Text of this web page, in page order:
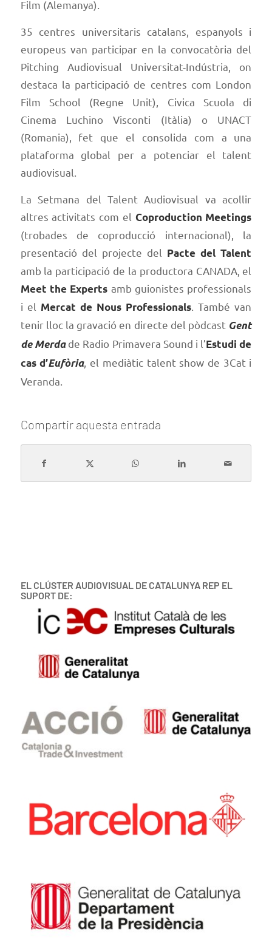
Film (Alemanya).
35 centres universitaris catalans, espanyols i
europeus van participar en la convocatòria del
Pitching Audiovisual Universitat-Indústria, on
destaca la participació de centres com London
Film School (Regne Unit), Civica Scuola di
Cinema Luchino Visconti (Itàlia) o UNACT
(Romania), fet que el consolida com a una
plataforma global per a potenciar el talent
audiovisual.
La Setmana del Talent Audiovisual va acollir
altres activitats com el Coproduction Meetings
(trobades de coproducció internacional), la
presentació del projecte del Pacte del Talent
amb la participació de la productora CANADA, el
Meet the Experts amb guionistes professionals
i el Mercat de Nous Professionals . També van
tenir lloc la gravació en directe del pòdcast Gent
de Merdade Radio Primavera Sound i l’Estudi de
cas d’Eufòria, el mediàtic talent show de 3Cat i
Veranda.
Compartir aquesta entrada
EL CLÚSTER AUDIOVISUAL DE CATALUNYA REP EL
SUPORT DE: